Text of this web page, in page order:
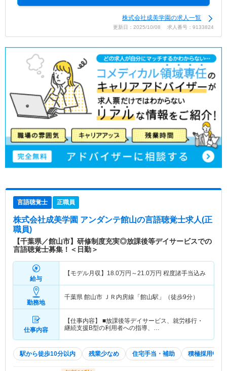
株式会社成美学園の求人一覧
更新日：2025/10/08 求人番号：9133824
言語聴覚士 正職員
株式会社成美学園 アンダンテ館山の言語聴覚士求人(正
職員)
【千葉県／館山市】研修制度充実◎放課後等デイサービスでの
言語聴覚士募集！＜日勤＞
給与
【モデル月収】 18.0万円～21.0万円 程度諸手当込み
勤務地
千葉県 館山市 ＪＲ内房線「館山駅」（徒歩9分）
仕事内容
【仕事内容】 ■放課後等デイサービス、就労移行・
継続支援B型の利用者への指導、…
駅から徒歩10分以内 残業少なめ 住宅手当・補助 積極採用中